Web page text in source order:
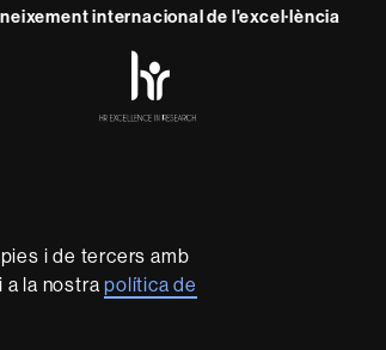
i de tercers amb
a la nostrapolítica de
internacional de l'excel·lència
imparteix una docència de qualitat i
les necessitats de la societat i adaptada
internacionalment per la qualitat i el